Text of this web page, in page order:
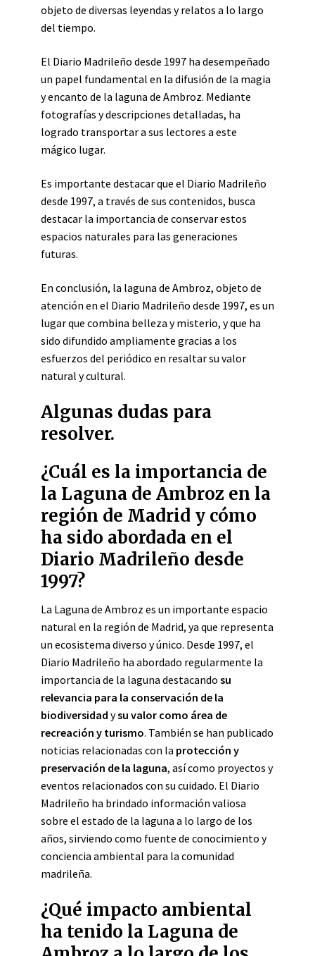
objeto de diversas leyendas y relatos a lo largo
del tiempo.
El Diario Madrileño desde 1997 ha desempeñado
un papel fundamental en la difusión de la magia
y encanto de la laguna de Ambroz. Mediante
fotografías y descripciones detalladas, ha
logrado transportar a sus lectores a este
mágico lugar.
Es importante destacar que el Diario Madrileño
desde 1997, a través de sus contenidos, busca
destacar la importancia de conservar estos
espacios naturales para las generaciones
futuras.
En conclusión, la laguna de Ambroz, objeto de
atención en el Diario Madrileño desde 1997, es un
lugar que combina belleza y misterio, y que ha
sido difundido ampliamente gracias a los
esfuerzos del periódico en resaltar su valor
natural y cultural.
Algunas dudas para
resolver.
¿Cuál es la importancia de
la Laguna de Ambroz en la
región de Madrid y cómo
ha sido abordada en el
Diario Madrileño desde
1997?
La Laguna de Ambroz es un importante espacio
natural en la región de Madrid, ya que representa
un ecosistema diverso y único. Desde 1997, el
Diario Madrileño ha abordado regularmente la
importancia de la laguna destacando su
relevancia para la conservación de la
biodiversidad ysu valor como área de
recreación y turismo. También se han publicado
noticias relacionadas con la protección y
preservación de la laguna, así como proyectos y
eventos relacionados con su cuidado. El Diario
Madrileño ha brindado información valiosa
sobre el estado de la laguna a lo largo de los
años, sirviendo como fuente de conocimiento y
conciencia ambiental para la comunidad
madrileña.
¿Qué impacto ambiental
ha tenido la Laguna de